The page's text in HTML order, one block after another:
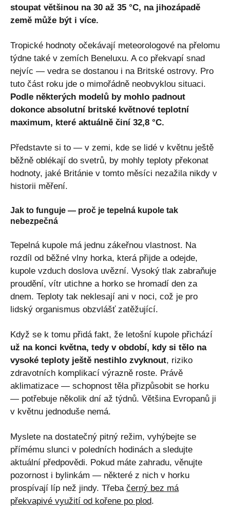
stoupat většinou na 30 až 35 °C, na jihozápadě
země může být i více.
Tropické hodnoty očekávají meteorologové na přelomu
týdne také v zemích Beneluxu. A co překvapí snad
nejvíc — vedra se dostanou i na Britské ostrovy. Pro
tuto část roku jde o mimořádně neobvyklou situaci.
Podle některých modelů by mohlo padnout
dokonce absolutní britské květnové teplotní
maximum, které aktuálně činí 32,8 °C.
Představte si to — v zemi, kde se lidé v květnu ještě
běžně oblékají do svetrů, by mohly teploty překonat
hodnoty, jaké Británie v tomto měsíci nezažila nikdy v
historii měření.
Jak to funguje — proč je tepelná kupole tak
nebezpečná
Tepelná kupole má jednu zákeřnou vlastnost. Na
rozdíl od běžné vlny horka, která přijde a odejde,
kupole vzduch doslova uvězní. Vysoký tlak zabraňuje
proudění, vítr utichne a horko se hromadí den za
dnem. Teploty tak neklesají ani v noci, což je pro
lidský organismus obzvlášť zatěžující.
Když se k tomu přidá fakt, že letošní kupole přichází
už na konci května, tedy v období, kdy si tělo na
vysoké teploty ještě nestihlo zvyknout, riziko
zdravotních komplikací výrazně roste. Právě
aklimatizace — schopnost těla přizpůsobit se horku
— potřebuje několik dní až týdnů. Většina Evropanů ji
v květnu jednoduše nemá.
Myslete na dostatečný pitný režim, vyhýbejte se
přímému slunci v poledních hodinách a sledujte
aktuální předpovědi. Pokud máte zahradu, věnujte
pozornost i bylinkám — některé z nich v horku
prospívají líp než jindy. Třeba černý bez má
překvapivé využití od kořene po plod.